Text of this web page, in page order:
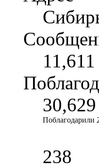
11,611
30,629
Поблагодарили
238